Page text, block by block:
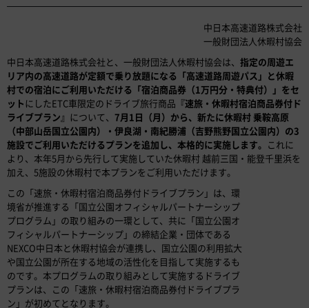
中日本高速道路株式会社
一般財団法人休暇村協会
中日本高速道路株式会社と、一般財団法人休暇村協会は、 指定の周遊エ
リア内の高速道路が定額で乗り放題になる「高速道路周遊パス」と休暇
村での宿泊にご利用いただける「宿泊商品券（1万円分・特典付）」をセ
ットにしたETC車限定のドライブ旅行商品 『速旅・休暇村宿泊商品券付ド
ライブプラン』 について、 7月1日（月）から、新たに休暇村 乗鞍高原
（中部山岳国立公園内）・伊良湖・南紀勝浦（吉野熊野国立公園内）の3
施設でご利用いただけるプランを追加し、本格的に実施します。 これに
より、本年5月から先行して実施していた休暇村 越前三国・能登千里浜を
加え、5施設の休暇村で本プランをご利用いただけます。
この「速旅・休暇村宿泊商品券付ドライブプラン」は、環
境省が推進する「国立公園オフィシャルパートナーシップ
プログラム」の取り組みの一環として、共に「国立公園オ
フィシャルパートナーシップ」の締結企業・団体である
NEXCO中日本と休暇村協会が連携し、国立公園の利用拡大
や国立公園が所在する地域の活性化を目指して実施するも
のです。本プログラムの取り組みとして実施するドライブ
プランは、この「速旅・休暇村宿泊商品券付ドライブプラ
ン」が初めてとなります。